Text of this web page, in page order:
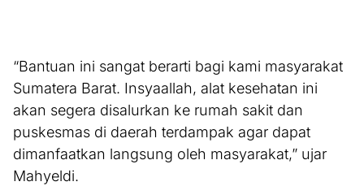
“Bantuan ini sangat berarti bagi kami masyarakat
Sumatera Barat. Insyaallah, alat kesehatan ini
akan segera disalurkan ke rumah sakit dan
puskesmas di daerah terdampak agar dapat
dimanfaatkan langsung oleh masyarakat,” ujar
Mahyeldi.